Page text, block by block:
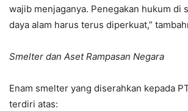
wajib menjaganya. Penegakan hukum di
daya alam harus terus diperkuat,”
Smelter dan Aset Rampasan Negara
Enam smelter yang diserahkan kepada
terdiri atas: